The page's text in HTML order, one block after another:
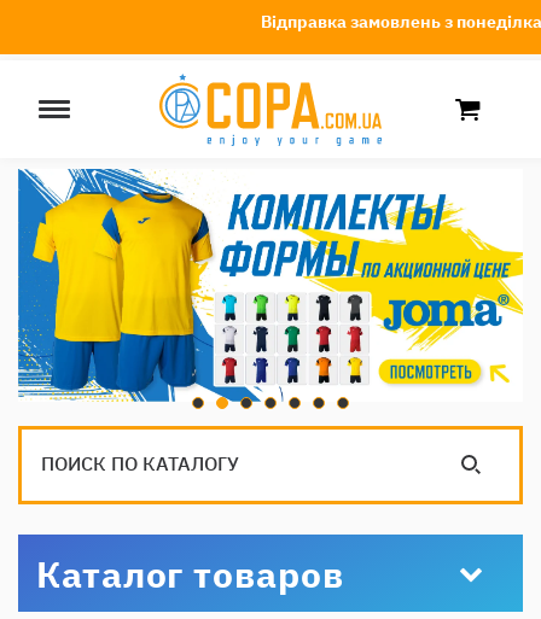
Каталог товаров
Відправка замовлень з